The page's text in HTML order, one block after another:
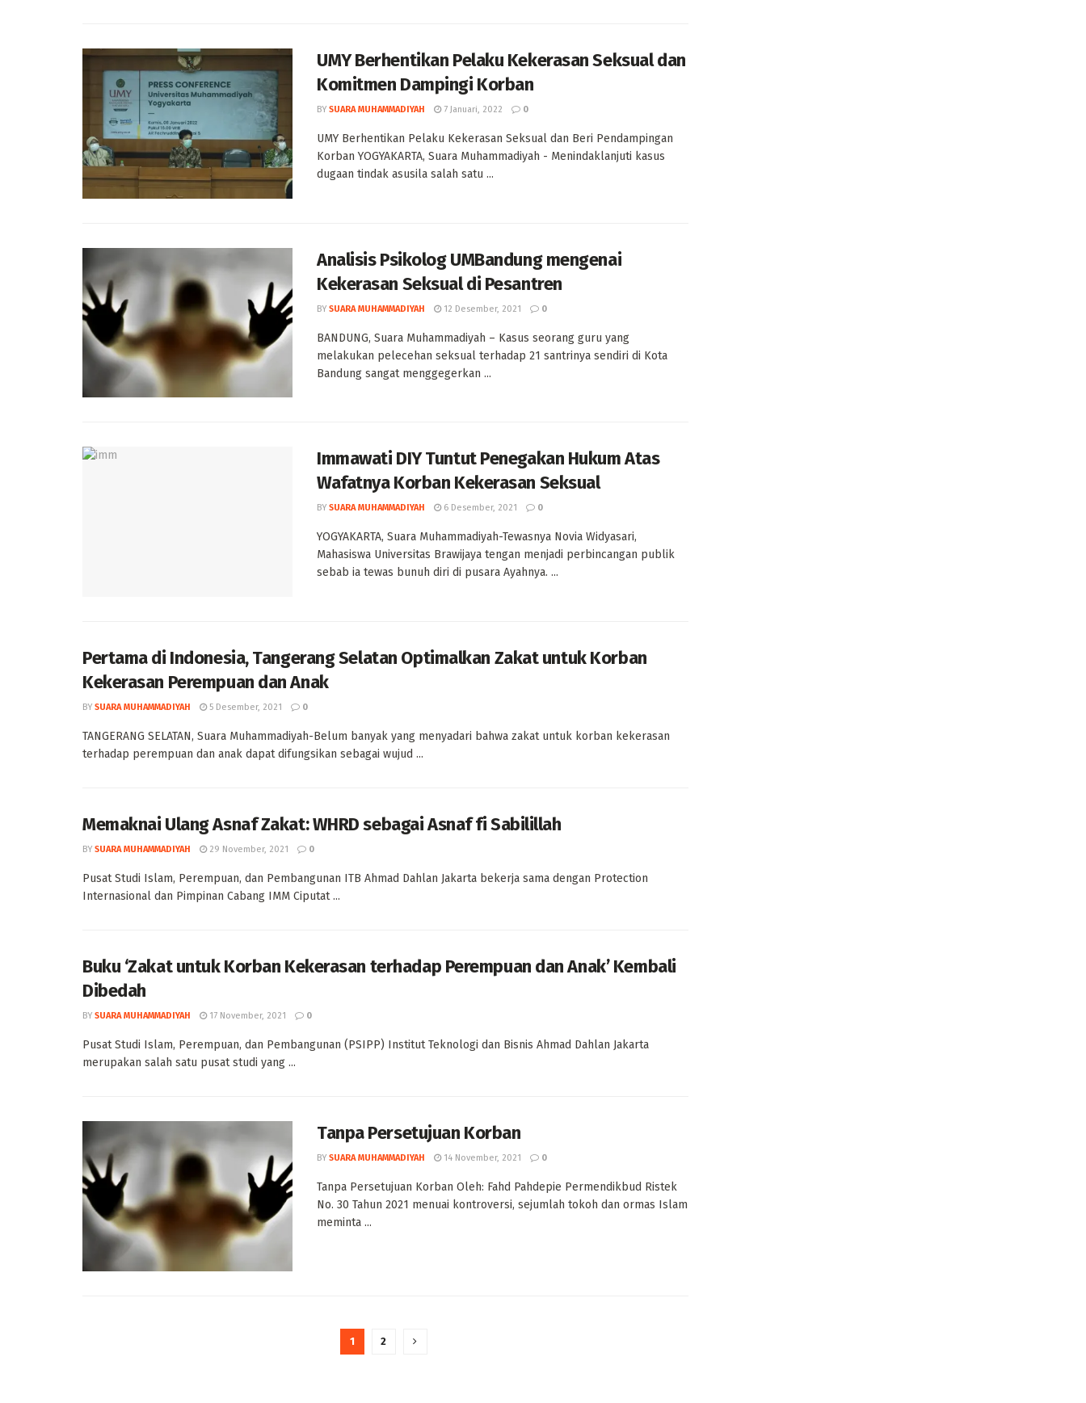
UMY Berhentikan Pelaku Kekerasan Seksual dan
Komitmen Dampingi Korban
BY SUARA MUHAMMADIYAH 7 Januari, 2022 0
UMY Berhentikan Pelaku Kekerasan Seksual dan Beri Pendampingan
Korban YOGYAKARTA, Suara Muhammadiyah - Menindaklanjuti kasus
dugaan tindak asusila salah satu ...
Analisis Psikolog UMBandung mengenai
Kekerasan Seksual di Pesantren
BY SUARA MUHAMMADIYAH 12 Desember, 2021 0
BANDUNG, Suara Muhammadiyah – Kasus seorang guru yang
melakukan pelecehan seksual terhadap 21 santrinya sendiri di Kota
Bandung sangat menggegerkan ...
Immawati DIY Tuntut Penegakan Hukum Atas
Wafatnya Korban Kekerasan Seksual
BY SUARA MUHAMMADIYAH 6 Desember, 2021 0
YOGYAKARTA, Suara Muhammadiyah-Tewasnya Novia Widyasari,
Mahasiswa Universitas Brawijaya tengan menjadi perbincangan publik
sebab ia tewas bunuh diri di pusara Ayahnya. ...
Pertama di Indonesia, Tangerang Selatan Optimalkan Zakat untuk Korban
Kekerasan Perempuan dan Anak
BY SUARA MUHAMMADIYAH 5 Desember, 2021 0
TANGERANG SELATAN, Suara Muhammadiyah-Belum banyak yang menyadari bahwa zakat untuk korban kekerasan
terhadap perempuan dan anak dapat difungsikan sebagai wujud ...
Memaknai Ulang Asnaf Zakat: WHRD sebagai Asnaf fi Sabilillah
BY SUARA MUHAMMADIYAH 29 November, 2021 0
Pusat Studi Islam, Perempuan, dan Pembangunan ITB Ahmad Dahlan Jakarta bekerja sama dengan Protection
Internasional dan Pimpinan Cabang IMM Ciputat ...
Buku ‘Zakat untuk Korban Kekerasan terhadap Perempuan dan Anak’ Kembali
Dibedah
BY SUARA MUHAMMADIYAH 17 November, 2021 0
Pusat Studi Islam, Perempuan, dan Pembangunan (PSIPP) Institut Teknologi dan Bisnis Ahmad Dahlan Jakarta
merupakan salah satu pusat studi yang ...
Tanpa Persetujuan Korban
BY SUARA MUHAMMADIYAH 14 November, 2021 0
Tanpa Persetujuan Korban Oleh: Fahd Pahdepie Permendikbud Ristek
No. 30 Tahun 2021 menuai kontroversi, sejumlah tokoh dan ormas Islam
meminta ...
1 2